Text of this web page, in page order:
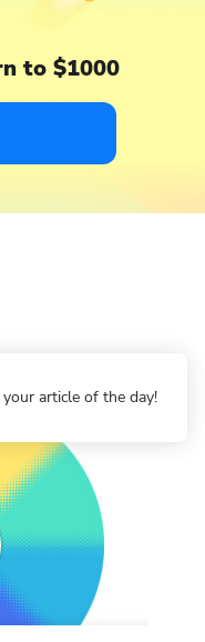
to $1000
article of the day!